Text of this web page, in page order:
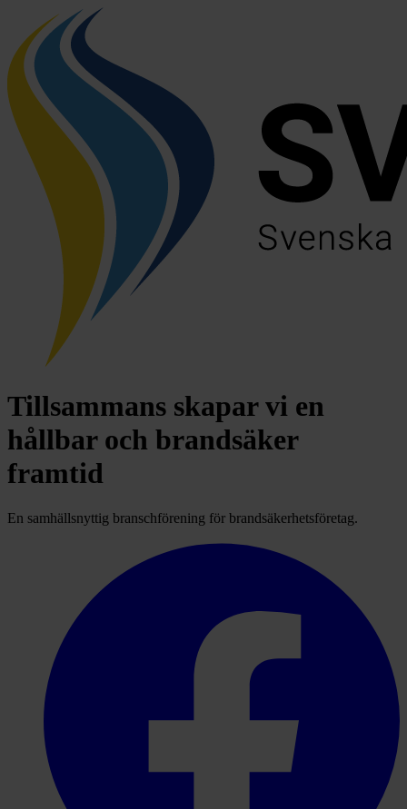
Tillsammans skapar vi en
hållbar och brandsäker
framtid
En samhällsnyttig branschförening för brandsäkerhetsföretag.